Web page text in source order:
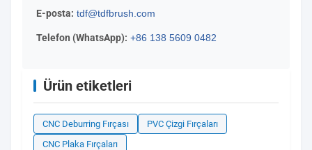
E-posta: tdf@tdfbrush.com
Telefon (WhatsApp): +86 138 5609 0482
Ürün etiketleri
CNC Deburring Fırçası
PVC Çizgi Fırçaları
CNC Plaka Fırçaları